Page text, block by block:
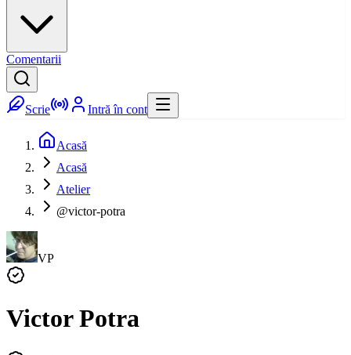
Comentarii
Scrie Intră în cont
Acasă
Acasă
Atelier
@victor-potra
VP
Victor Potra